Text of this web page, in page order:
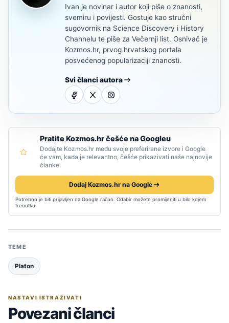
Ivan je novinar i autor koji piše o znanosti,
svemiru i povijesti. Gostuje kao stručni
sugovornik na Science Discovery i History
Channelu te piše za Večernji list. Osnivač je
Kozmos.hr, prvog hrvatskog portala
posvećenog popularizaciji znanosti.
Svi članci autora
Pratite Kozmos.hr češće na Googleu
Dodajte Kozmos.hr među svoje preferirane izvore i Google
će vam, kada je relevantno, češće prikazivati naše najnovije
članke.
Dodaj Kozmos.hr na Google
Potrebno je biti prijavljen na Google račun. Odabir možete promijeniti u bilo kojem
trenutku.
TEME
Platon
NASTAVI ISTRAŽIVATI
Povezani članci